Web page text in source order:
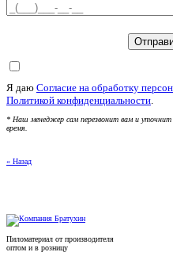
Я даю Согласие на обработку
Политикой конфиденциальности
* Наш менеджер сам перезвонит вам и
время.
« Назад
Пиломатериал от производителя
оптом и в розницу